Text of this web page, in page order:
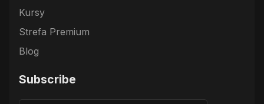
Kursy
Strefa Premium
Blog
Subscribe